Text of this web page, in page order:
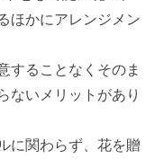
ほかにアレンジメン
することなくそのま
ないメリットがあり
に関わらず、花を贈